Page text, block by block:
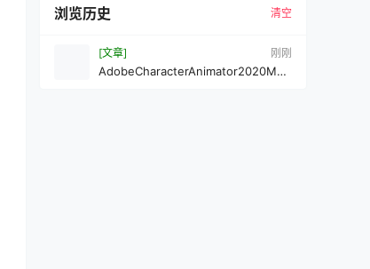
浏览历史 清空
[文章] 刚刚
AdobeCharacterAnimator2020Mac